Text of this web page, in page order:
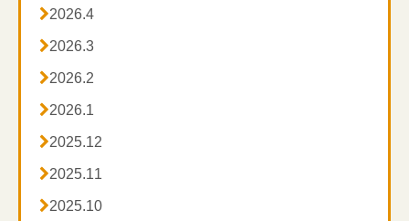
引き続き、弊社をご愛顧賜りますようお願い申し上げ
電話番号：0120―373―352
お客様には大変ご迷惑をおかけしておりますが、復旧
まで今しばらくお待ちくださいますようお願い申し上
げます。
2026.4
2026.3
2026.2
2026.1
2025.12
2025.11
2025.10